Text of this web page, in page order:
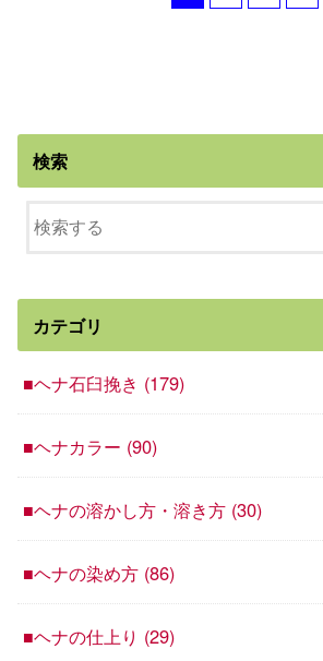
検索
カテゴリ
■ヘナ石臼挽き (179)
■ヘナカラー (90)
■ヘナの溶かし方・溶き方 (30)
■ヘナの染め方 (86)
■ヘナの仕上り (29)